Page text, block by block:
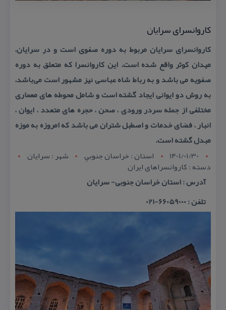
كاروانسرای سرایان
كاروانسرای سرایان مربوط به دوره صفوی است و در سرایان،
میدان كوثر واقع شده است. این كاروانسرا كه متعلق به دوره
صفویه می باشد و به رباط شاه عباسی نیز مشهور است می‌باشد،
به روش دو ایوانی ایجاد گشته است و شامل محوطه های معماری
مختلفی از جمله سردر ورودی ، صحن ، حجره های متعدد ، ایوان ،
انبار ، فضای خدمات و اصطبل شتران می باشد كه امروزه به موزه
مبدل گشته است.
1401/01/30
استان : خراسان جنوبي شهر : سرايان
دسته : كاروانسراهای ایران
آدرس : استان خراسان جنوبی- سرایان
تلفن : 66059000-021